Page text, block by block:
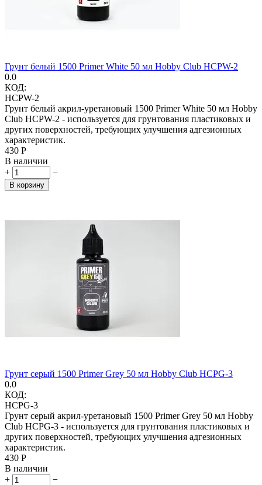
Грунт белый 1500 Primer White 50 мл Hobby Club HCPW-2
0.0
КОД:
HCPW-2
Грунт белый акрил-уретановый 1500 Primer White 50 мл Hobby
Club HCPW-2 - используется для грунтования пластиковых и
других поверхностей, требующих улучшения адгезионных
характеристик.
‍430‍ Р
В наличии
+
−
В корзину
Грунт серый 1500 Primer Grey 50 мл Hobby Club HCPG-3
0.0
КОД:
HCPG-3
Грунт серый акрил-уретановый 1500 Primer Grey 50 мл Hobby
Club HCPG-3 - используется для грунтования пластиковых и
других поверхностей, требующих улучшения адгезионных
характеристик.
‍430‍ Р
В наличии
+
−